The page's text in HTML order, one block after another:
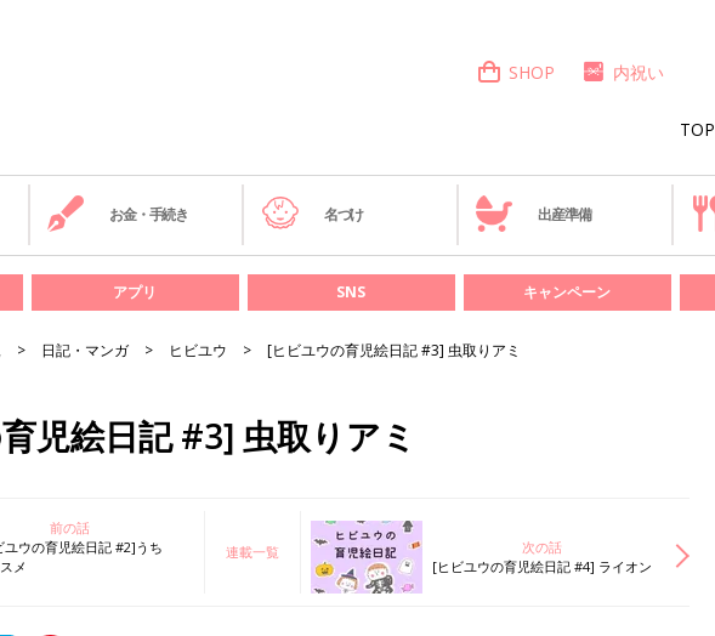
TOP
SHOP 内祝い
お金・手続き 名づけ 出産準備
アプリ SNS キャンペーン
日記・マンガ ヒビユウ [ヒビユウの育児絵日記 #3] 虫取りアミ
児絵日記 #3] 虫取りアミ
前の話
ユウの育児絵日記 #2]うち
メ
連載一覧
次の話
[ヒビユウの育児絵日記 #4] ライオン